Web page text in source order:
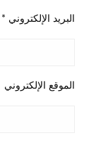
البريد الإلكتروني *
الموقع الإلكتروني